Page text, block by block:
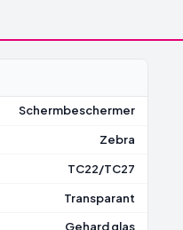
Schermbeschermer
Zebra
TC22/TC27
Transparant
Gehard glas